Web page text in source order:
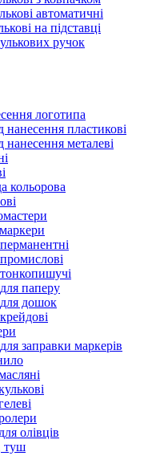
автоматичні
на підставці
ручок
логотипа
нанесення пластикові
нанесення металеві
кольорова
паперу
дошок
заправки маркерів
олівців
туш